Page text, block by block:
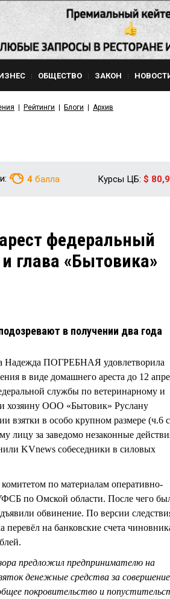
ОБЩЕСТВО ЗАКОН
Рейтинги Блоги Архив
4 балла Курсы ЦБ: $
федеральный
глава «Бытовика»
в получении два года
Надежда ПОГРЕБНАЯ удовлетворила
в виде домашнего ареста до 12
службы по ветеринарному и
ООО «Бытовик» Руслану
в особо крупном размере (ч.6
лицу за заведомо незаконные
KVnews собеседники в силовых
по материалам оперативно-
по Омской области. После чего
обвинение. По версии
перевёл на банковские счета
предложил предпринимателю на
денежные средства за совершение
покровительство и